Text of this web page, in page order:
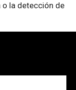
la detección de